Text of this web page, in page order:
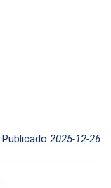
Publicado 2025-12-26